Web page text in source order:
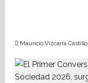
Mauricio Vizcarra Castillo